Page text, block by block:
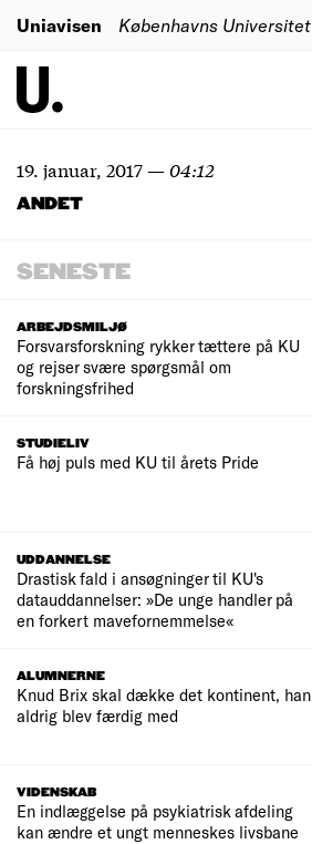
Uniavisen Københavns Universitet
19. januar, 2017—04:12
ANDET
SENESTE
ARBEJDSMILJØ
Forsvarsforskning rykker tættere på KU
og rejser svære spørgsmål om
forskningsfrihed
STUDIELIV
Få høj puls med KU til årets Pride
UDDANNELSE
Drastisk fald i ansøgninger til KU's
datauddannelser: »De unge handler på
en forkert mavefornemmelse«
ALUMNERNE
Knud Brix skal dække det kontinent, han
aldrig blev færdig med
VIDENSKAB
En indlæggelse på psykiatrisk afdeling
kan ændre et ungt menneskes livsbane